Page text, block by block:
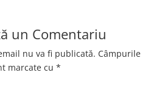
un Comentariu
nu va fi publicată. Câmpurile
marcate cu *